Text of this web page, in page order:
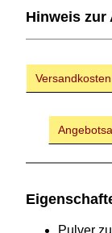
Hinweis zur
Versandkosten